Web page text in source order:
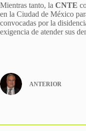
Mientras tanto, la CNTE
en la Ciudad de México
convocadas por la
exigencia de atender sus
ANTERIOR